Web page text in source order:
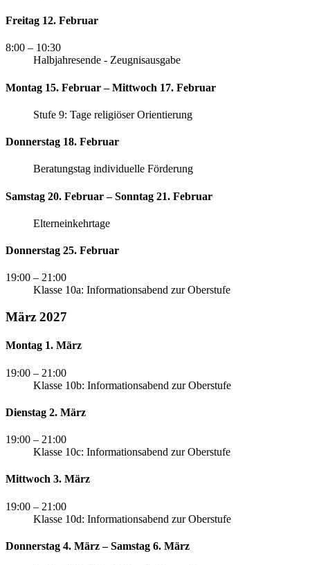
Freitag 12. Februar
8:00 – 10:30
Halbjahresende - Zeugnisausgabe
Montag 15. Februar – Mittwoch 17. Februar
Stufe 9: Tage religiöser Orientierung
Donnerstag 18. Februar
Beratungstag individuelle Förderung
Samstag 20. Februar – Sonntag 21. Februar
Elterneinkehrtage
Donnerstag 25. Februar
19:00 – 21:00
Klasse 10a: Informationsabend zur Oberstufe
März 2027
Montag 1. März
19:00 – 21:00
Klasse 10b: Informationsabend zur Oberstufe
Dienstag 2. März
19:00 – 21:00
Klasse 10c: Informationsabend zur Oberstufe
Mittwoch 3. März
19:00 – 21:00
Klasse 10d: Informationsabend zur Oberstufe
Donnerstag 4. März – Samstag 6. März